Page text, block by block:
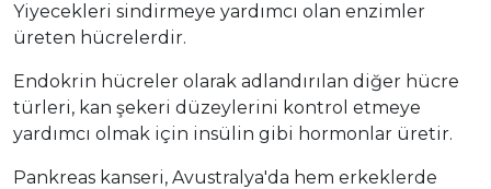
Yiyecekleri sindirmeye yardımcı olan enzimler
üreten hücrelerdir.
Endokrin hücreler olarak adlandırılan diğer hücre
türleri, kan şekeri düzeylerini kontrol etmeye
yardımcı olmak için insülin gibi hormonlar üretir.
Pankreas kanseri, Avustralya'da hem erkeklerde